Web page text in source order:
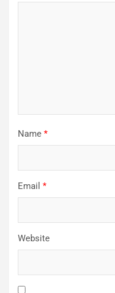
Name *
Email *
Website